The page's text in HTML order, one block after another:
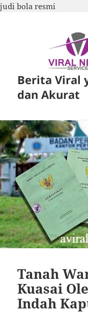
judi bola resmi
Berita Viral
dan Akurat
Tanah
Kuasai
Indah